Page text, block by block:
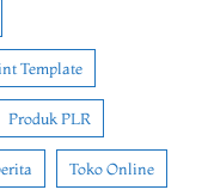
Template
Produk PLR
Toko Online